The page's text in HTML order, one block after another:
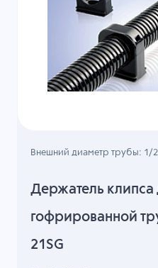
Держатель клипса
гофрированной
21SG
Внешний диаметр трубы: 1/